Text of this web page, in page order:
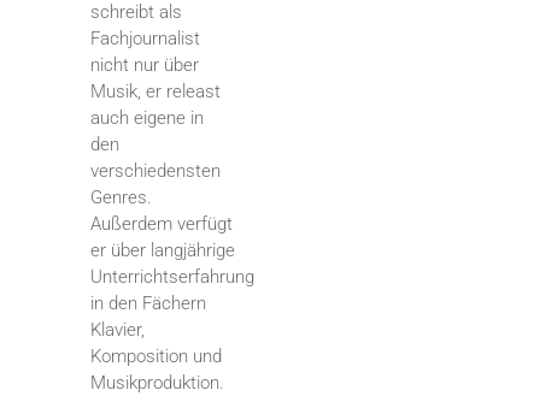
schreibt als
Fachjournalist
nicht nur über
Musik, er releast
auch eigene in
den
verschiedensten
Genres.
Außerdem verfügt
er über langjährige
Unterrichtserfahrung
in den Fächern
Klavier,
Komposition und
Musikproduktion.